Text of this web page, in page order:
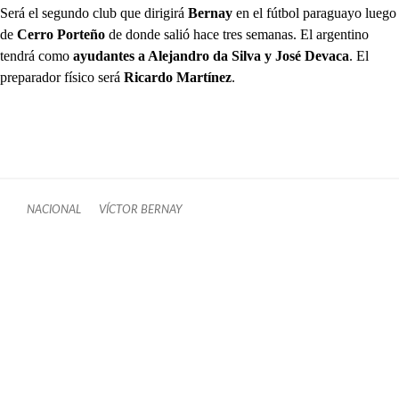
Será el segundo club que dirigirá Bernay en el fútbol paraguayo luego
de Cerro Porteño de donde salió hace tres semanas. El argentino
tendrá como ayudantes a Alejandro da Silva y José Devaca. El
preparador físico será Ricardo Martínez.
NACIONAL VÍCTOR BERNAY